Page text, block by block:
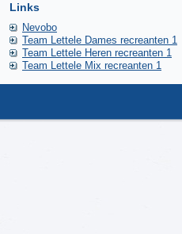
Links
Nevobo
Team Lettele Dames recreanten 1
Team Lettele Heren recreanten 1
Team Lettele Mix recreanten 1